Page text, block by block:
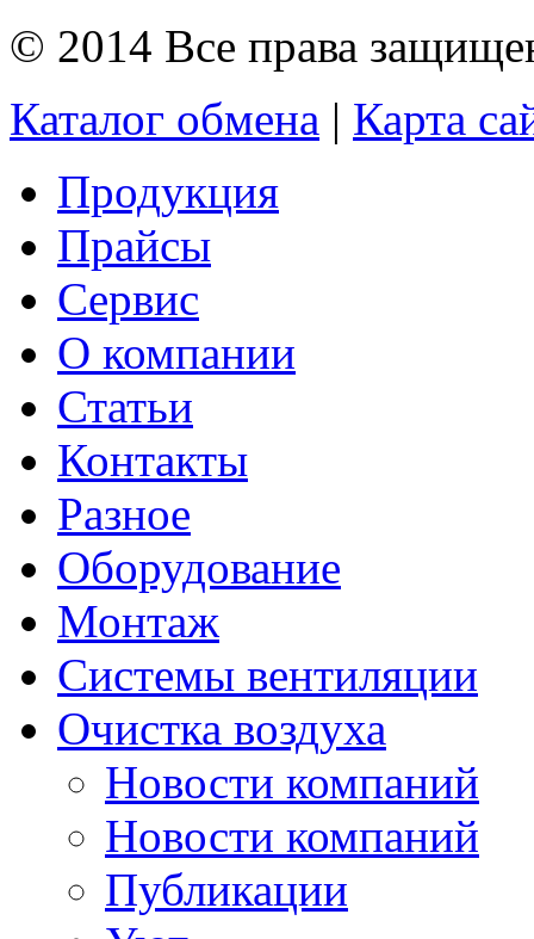
© 2014 Все права
Каталог обмена | Карта
Продукция
Прайсы
Сервис
О компании
Статьи
Контакты
Разное
Оборудование
Монтаж
Системы вентиляции
Очистка воздуха
Новости компаний
Новости компаний
Публикации